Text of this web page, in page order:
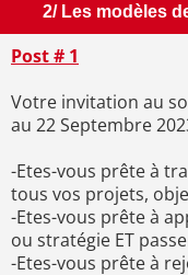
2/ Les modèles
Post # 1
Votre invitation au
au 22 Septembre
-Etes-vous prête à
tous vos projets,
-Etes-vous prête à
ou stratégie ET
-Etes-vous prête à